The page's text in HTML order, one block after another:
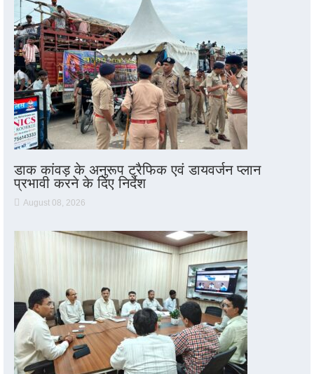
डाक कांवड़ के अनुरूप ट्रैफिक एवं डायवर्जन प्लान
प्रभावी करने के दिए निर्देश
August 08, 2026